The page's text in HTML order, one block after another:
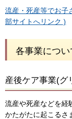
流産・死産等でお子
部サイトへリンク )
各事業につい
産後ケア事業(グ
流産や死産などを経
かたがたに起こるさ